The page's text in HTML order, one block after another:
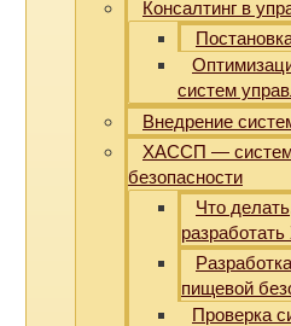
Консалтинг в
систем
Внедрение
ХАССП —
безопасности
Что
пищевой
Проверка